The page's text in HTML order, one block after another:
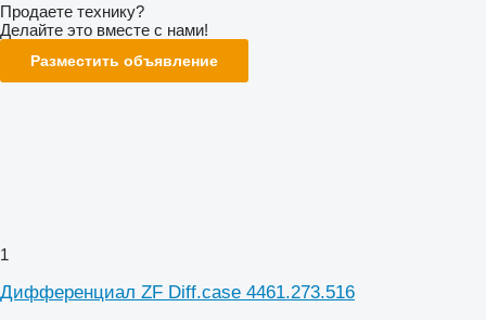
Продаете технику?
Делайте это вместе с нами!
Разместить объявление
1
Дифференциал ZF Diff.case 4461.273.516